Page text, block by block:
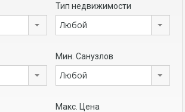
Тип недвижимости
Любой
Мин. Санузлов
Любой
Макс. Цена